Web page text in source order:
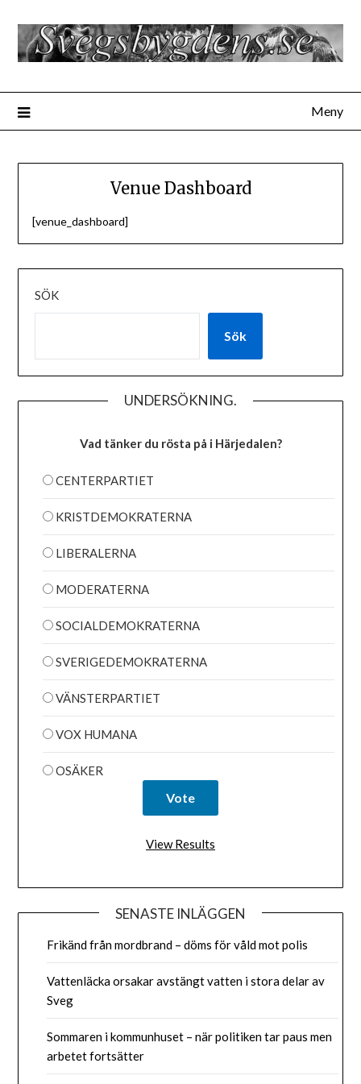
innehåll
Meny
Venue Dashboard
[venue_dashboard]
SÖK
Sök
UNDERSÖKNING.
Vad tänker du rösta på i Härjedalen?
CENTERPARTIET
KRISTDEMOKRATERNA
LIBERALERNA
MODERATERNA
SOCIALDEMOKRATERNA
SVERIGEDEMOKRATERNA
VÄNSTERPARTIET
VOX HUMANA
OSÄKER
View Results
SENASTE INLÄGGEN
Frikänd från mordbrand – döms för våld mot polis
Vattenläcka orsakar avstängt vatten i stora delar av
Sveg
Sommaren i kommunhuset – när politiken tar paus men
arbetet fortsätter